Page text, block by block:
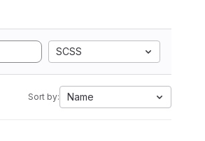
SCSS
Sort by: Name